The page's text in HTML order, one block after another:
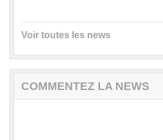
Voir toutes les news
COMMENTEZ LA NEWS